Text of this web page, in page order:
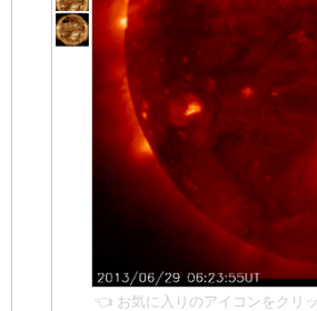
👈 お気に入りのアイコンをクリッ